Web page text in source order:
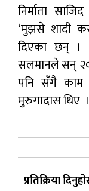
निर्माता
‘मुझसे शादी
दिएका छन् ।
सलमानले सन्
पनि सँगै काम
मुरुगादास थिए ।
प्रतिक्रिया